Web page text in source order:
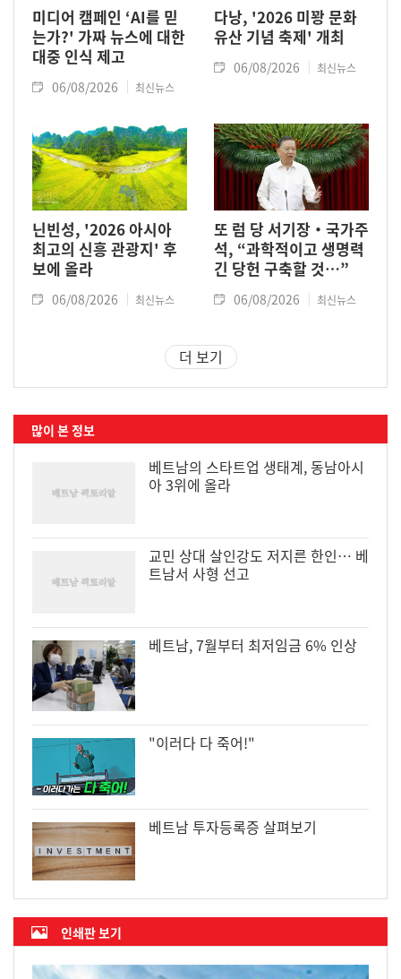
미디어 캠페인 ‘AI를 믿
는가?' 가짜 뉴스에 대한
대중 인식 제고
06/08/2026 최신뉴스
다낭, '2026 미꽝 문화
유산 기념 축제' 개최
06/08/2026 최신뉴스
닌빈성, '2026 아시아
최고의 신흥 관광지' 후
보에 올라
06/08/2026 최신뉴스
또 럼 당 서기장‧국가주
석, “과학적이고 생명력
긴 당헌 구축할 것…”
06/08/2026 최신뉴스
더 보기
많이 본 정보
베트남의 스타트업 생태계, 동남아시
아 3위에 올라
교민 상대 살인강도 저지른 한인… 베
트남서 사형 선고
베트남, 7월부터 최저임금 6% 인상
"이러다 다 죽어!"
베트남 투자등록증 살펴보기
인쇄판 보기